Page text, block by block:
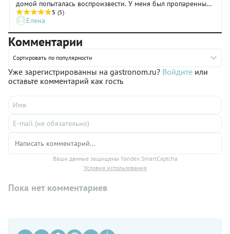
домой попыталась воспроизвести. У меня был пропаренный
кускус и рецепт с упаковки, поэтому результат отличался от
оригинала так, как небо Палермо отличается от неба
московского.
5 (5)
Елена
Комментарии
Сортировать по популярности
Уже зарегистрированны на gastronom.ru? Войдите или
оставьте комментарий как гость
Ваши данные защищены Yandex SmartCaptcha
Условия использования
Пока нет комментариев